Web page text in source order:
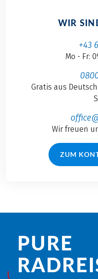
WIR
+43
Mo - Fr:
Gratis aus
Wir freuen
ZUM
PURE